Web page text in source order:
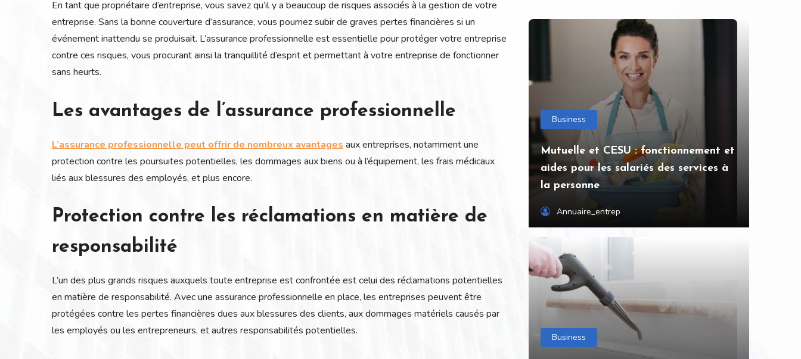
En tant que propriétaire d’entreprise, vous savez qu’il y a beaucoup de risques associés à la gestion de votre
entreprise. Sans la bonne couverture d’assurance, vous pourriez subir de graves pertes financières si un
événement inattendu se produisait. L’assurance professionnelle est essentielle pour protéger votre entreprise
contre ces risques, vous procurant ainsi la tranquillité d’esprit et permettant à votre entreprise de fonctionner
sans heurts.
Les avantages de l’assurance professionnelle
L’assurance professionnelle peut offrir de nombreux avantages aux entreprises, notamment une
protection contre les poursuites potentielles, les dommages aux biens ou à l’équipement, les frais médicaux
liés aux blessures des employés, et plus encore.
Protection contre les réclamations en matière de
responsabilité
L’un des plus grands risques auxquels toute entreprise est confrontée est celui des réclamations potentielles
en matière de responsabilité. Avec une assurance professionnelle en place, les entreprises peuvent être
protégées contre les pertes financières dues aux blessures des clients, aux dommages matériels causés par
les employés ou les entrepreneurs, et autres responsabilités potentielles.
Business
Mutuelle et CESU : fonctionnement et
aides pour les salariés des services à
la personne
Annuaire_entrep
Business